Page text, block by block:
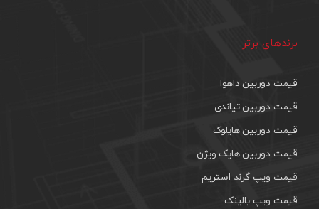
برندهای برتر
قیمت دوربین داهوا
قیمت دوربین تیاندی
قیمت دوربین هایلوک
قیمت دوربین هایک ویژن
قیمت ویپ گرند استریم
قیمت ویپ یالینک